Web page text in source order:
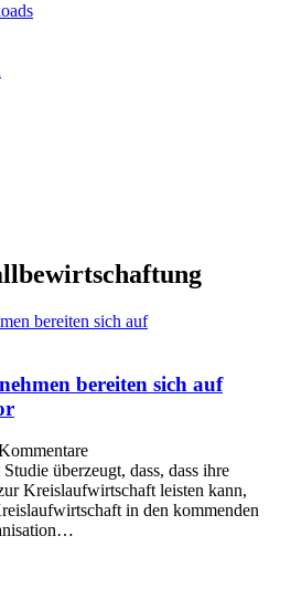
bereiten sich auf
überzeugt, dass, dass ihre
Kreislaufwirtschaft leisten kann,
in den kommenden